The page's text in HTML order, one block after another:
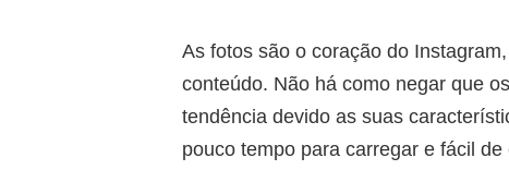
As fotos são o coração do
conteúdo. Não há como negar que
tendência devido as suas
pouco tempo para carregar e fácil